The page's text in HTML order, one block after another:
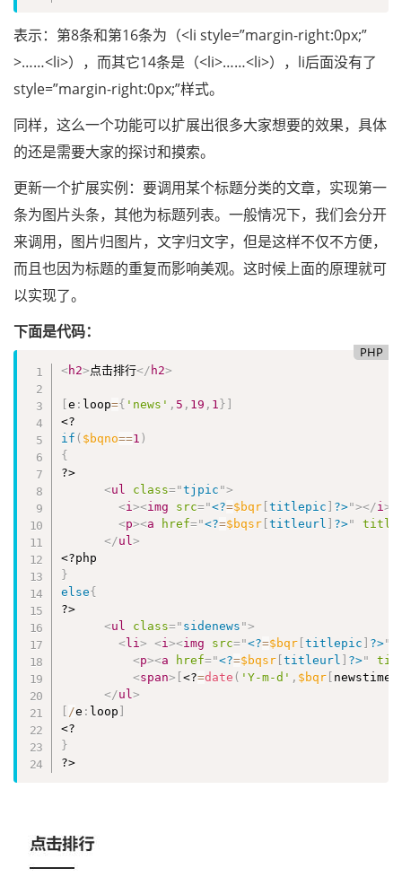
表示：第8条和第16条为（<li style=”margin-right:0px;”
>……<li>），而其它14条是（<li>……<li>），li后面没有了
style=”margin-right:0px;”样式。
同样，这么一个功能可以扩展出很多大家想要的效果，具体
的还是需要大家的探讨和摸索。
更新一个扩展实例：要调用某个标题分类的文章，实现第一
条为图片头条，其他为标题列表。一般情况下，我们会分开
来调用，图片归图片，文字归文字，但是这样不仅不方便，
而且也因为标题的重复而影响美观。这时候上面的原理就可
以实现了。
下面是代码：
PHP
<h2>点击排行</ h2>
[e : loop={ 'news' , 5 , 19 , 1 }
<?
if ( $bqno==1 )
{
?>
<ul class="tjpic ">
<i><img src="<?=$bqr [titlepic ?>"></i>
<p><a href="<?=$bqsr [titleurl ?>" title
</ul>
<?php
}
else{
?>
<ul class=" sidenews ">
<li> <i><img src="<?=$bqr [titlepic ?>"
<p><a href="<?=$bqsr [titleurl ?>"
<span> [<?=date ( 'Y-m-d' , $bqr newstime
</ul>
/e : loop
<?
}
?>